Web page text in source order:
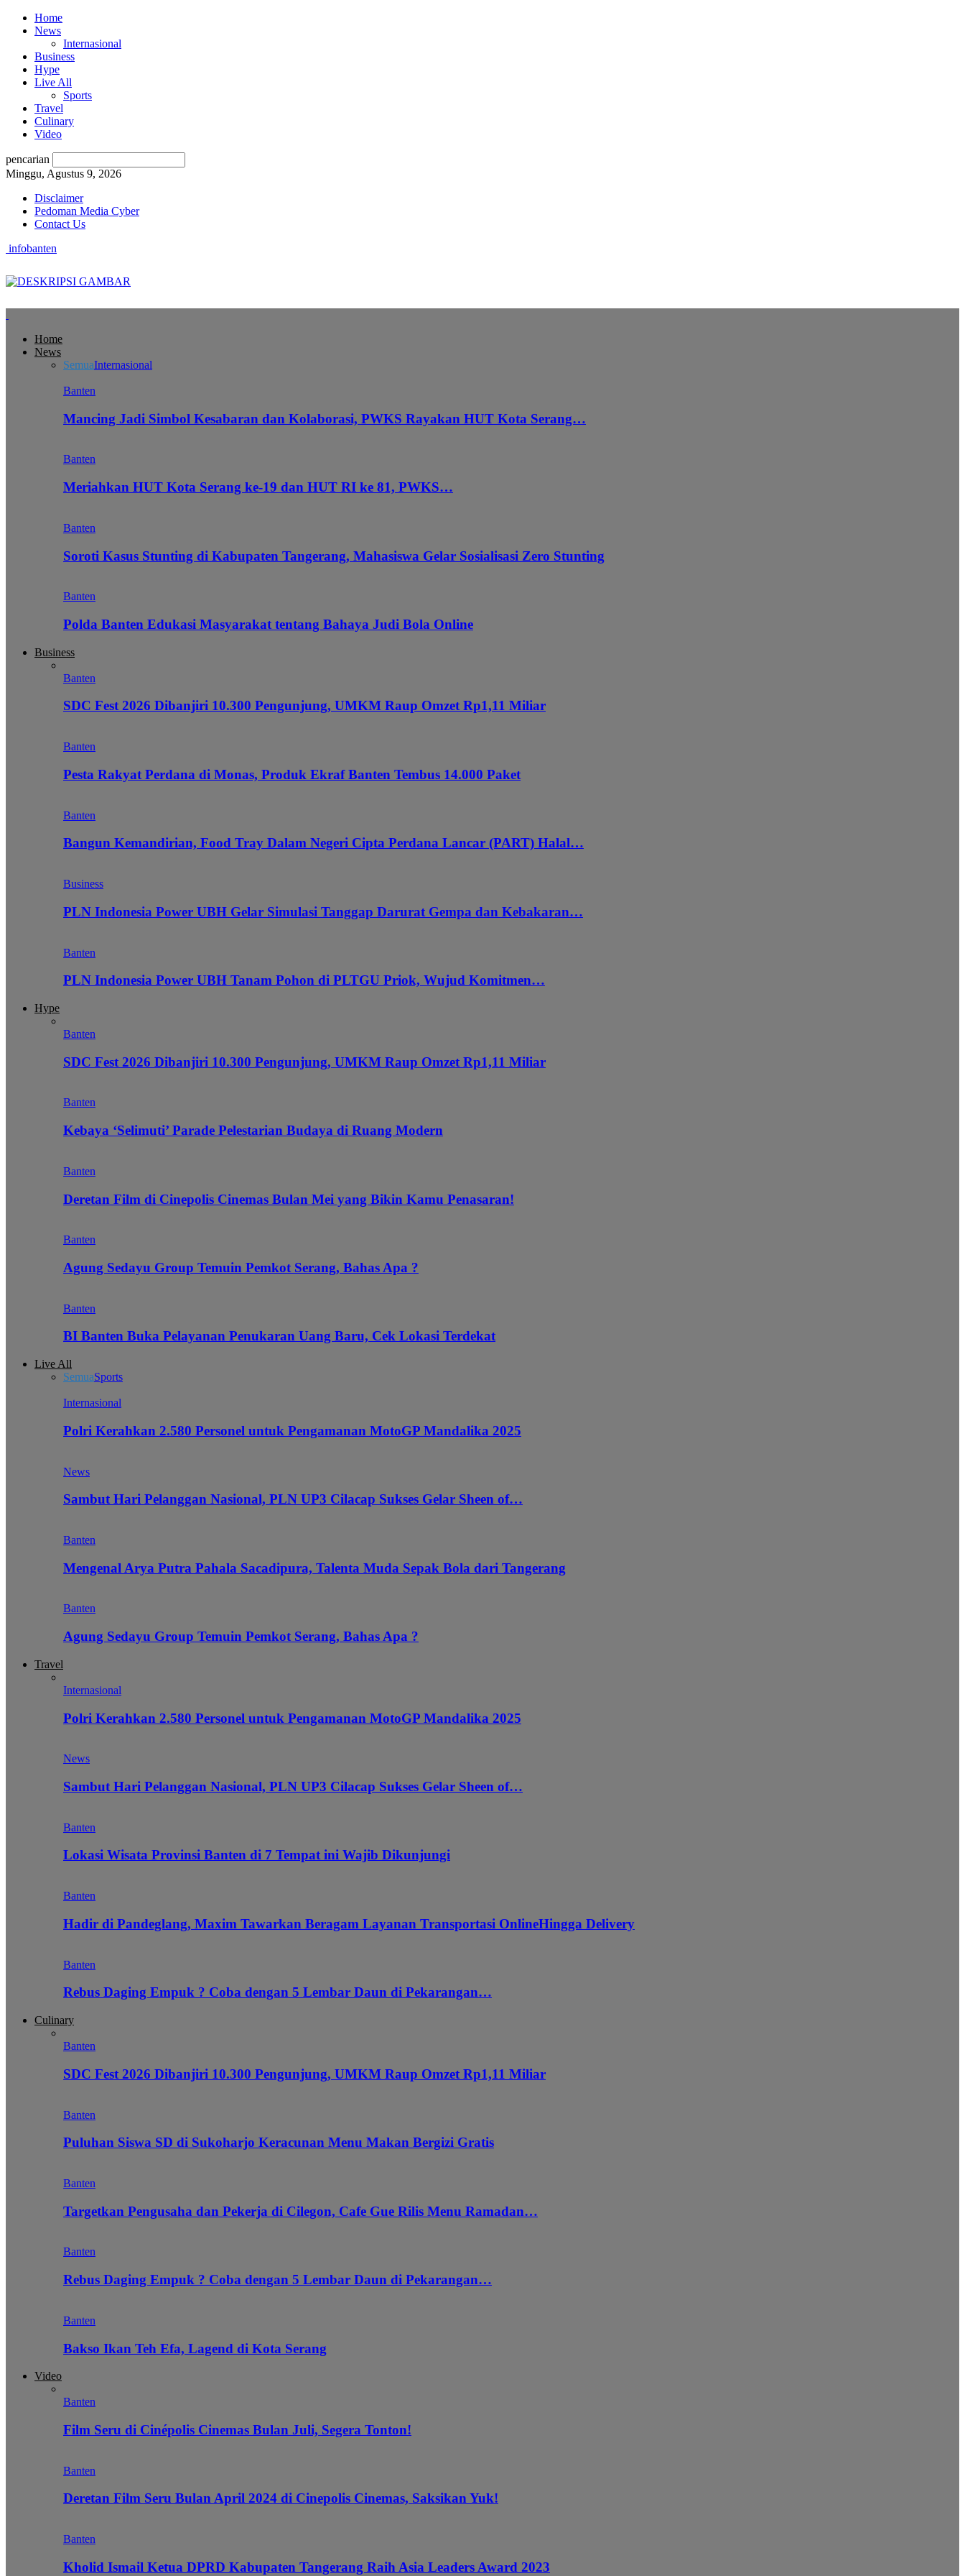
Home
News
Internasional
Business
Hype
Live All
Sports
Travel
Culinary
Video
pencarian
Minggu, Agustus 9, 2026
Disclaimer
Pedoman Media Cyber
Contact Us
infobanten
Home
News
SemuaInternasional
Banten
Mancing Jadi Simbol Kesabaran dan Kolaborasi, PWKS Rayakan HUT Kota Serang…
Banten
Meriahkan HUT Kota Serang ke-19 dan HUT RI ke 81, PWKS…
Banten
Soroti Kasus Stunting di Kabupaten Tangerang, Mahasiswa Gelar Sosialisasi Zero Stunting
Banten
Polda Banten Edukasi Masyarakat tentang Bahaya Judi Bola Online
Business
Banten
SDC Fest 2026 Dibanjiri 10.300 Pengunjung, UMKM Raup Omzet Rp1,11 Miliar
Banten
Pesta Rakyat Perdana di Monas, Produk Ekraf Banten Tembus 14.000 Paket
Banten
Bangun Kemandirian, Food Tray Dalam Negeri Cipta Perdana Lancar (PART) Halal…
Business
PLN Indonesia Power UBH Gelar Simulasi Tanggap Darurat Gempa dan Kebakaran…
Banten
PLN Indonesia Power UBH Tanam Pohon di PLTGU Priok, Wujud Komitmen…
Hype
Banten
SDC Fest 2026 Dibanjiri 10.300 Pengunjung, UMKM Raup Omzet Rp1,11 Miliar
Banten
Kebaya ‘Selimuti’ Parade Pelestarian Budaya di Ruang Modern
Banten
Deretan Film di Cinepolis Cinemas Bulan Mei yang Bikin Kamu Penasaran!
Banten
Agung Sedayu Group Temuin Pemkot Serang, Bahas Apa ?
Banten
BI Banten Buka Pelayanan Penukaran Uang Baru, Cek Lokasi Terdekat
Live All
SemuaSports
Internasional
Polri Kerahkan 2.580 Personel untuk Pengamanan MotoGP Mandalika 2025
News
Sambut Hari Pelanggan Nasional, PLN UP3 Cilacap Sukses Gelar Sheen of…
Banten
Mengenal Arya Putra Pahala Sacadipura, Talenta Muda Sepak Bola dari Tangerang
Banten
Agung Sedayu Group Temuin Pemkot Serang, Bahas Apa ?
Travel
Internasional
Polri Kerahkan 2.580 Personel untuk Pengamanan MotoGP Mandalika 2025
News
Sambut Hari Pelanggan Nasional, PLN UP3 Cilacap Sukses Gelar Sheen of…
Banten
Lokasi Wisata Provinsi Banten di 7 Tempat ini Wajib Dikunjungi
Banten
Hadir di Pandeglang, Maxim Tawarkan Beragam Layanan Transportasi OnlineHingga Delivery
Banten
Rebus Daging Empuk ? Coba dengan 5 Lembar Daun di Pekarangan…
Culinary
Banten
SDC Fest 2026 Dibanjiri 10.300 Pengunjung, UMKM Raup Omzet Rp1,11 Miliar
Banten
Puluhan Siswa SD di Sukoharjo Keracunan Menu Makan Bergizi Gratis
Banten
Targetkan Pengusaha dan Pekerja di Cilegon, Cafe Gue Rilis Menu Ramadan…
Banten
Rebus Daging Empuk ? Coba dengan 5 Lembar Daun di Pekarangan…
Banten
Bakso Ikan Teh Efa, Lagend di Kota Serang
Video
Banten
Film Seru di Cinépolis Cinemas Bulan Juli, Segera Tonton!
Banten
Deretan Film Seru Bulan April 2024 di Cinepolis Cinemas, Saksikan Yuk!
Banten
Kholid Ismail Ketua DPRD Kabupaten Tangerang Raih Asia Leaders Award 2023